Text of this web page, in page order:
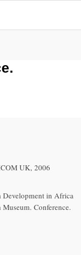
UK, 2006
Development in Africa
Conference.